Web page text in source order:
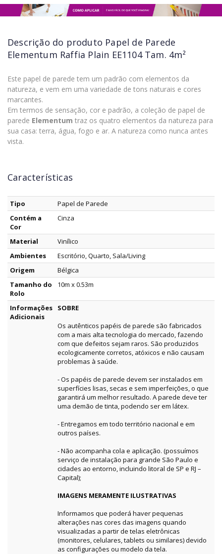
Descrição do produto Papel de Parede
Elementum Raffia Plain EE1104 Tam. 4m²
Este papel de parede tem um padrão com elementos da
natureza, e vem em uma variedade de tons naturais e cores
marcantes.
Em termos de sensação, cor e padrão, a coleção de papel de
parede Elementum traz os quatro elementos da natureza para
sua casa: terra, água, fogo e ar. A natureza como nunca antes
vista.
Características
Tipo
Papel de Parede
Contém a
Cor
Cinza
Material
Vinílico
Ambientes
Escritório, Quarto, Sala/Living
Origem
Bélgica
Tamanho do
Rolo
10m x 0.53m
Informações
Adicionais
SOBRE
Os autênticos papéis de parede são fabricados
com a mais alta tecnologia do mercado, fazendo
com que defeitos sejam raros. São produzidos
ecologicamente corretos, atóxicos e não causam
problemas à saúde.
- Os papéis de parede devem ser instalados em
superfícies lisas, secas e sem imperfeições, o que
garantirá um melhor resultado. A parede deve ter
uma demão de tinta, podendo ser em látex.
- Entregamos em todo território nacional e em
outros países.
- Não acompanha cola e aplicação. (possuímos
serviço de instalação para grande São Paulo e
cidades ao entorno, incluindo litoral de SP e RJ –
Capital);
IMAGENS MERAMENTE ILUSTRATIVAS
Informamos que poderá haver pequenas
alterações nas cores das imagens quando
visualizadas a partir de telas eletrônicas
(monitores, celulares, tablets ou similares) devido
as configurações ou modelo da tela.